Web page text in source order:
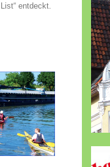
entdeckt.